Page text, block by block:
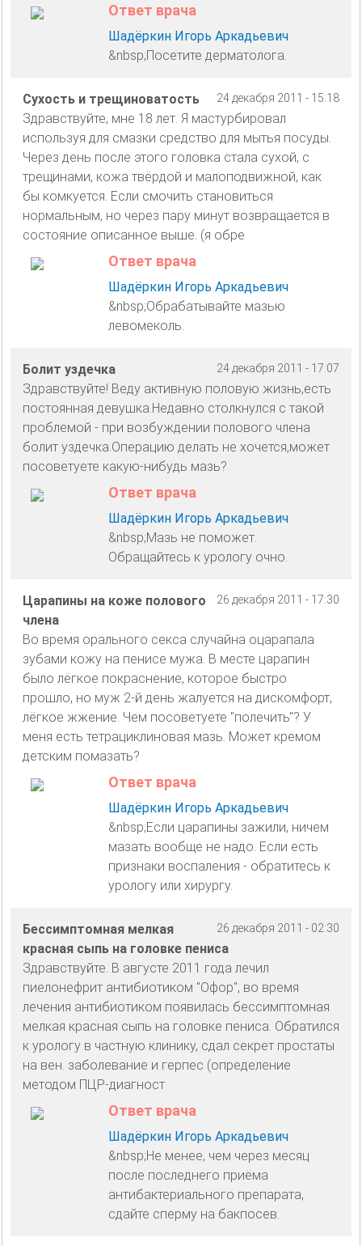
Ответ врача
Шадёркин Игорь Аркадьевич
&nbsp;Посетите дерматолога.
24 декабря 2011 - 15:18
Сухость и трещиноватость
Здравствуйте, мне 18 лет. Я мастурбировал
используя для смазки средство для мытья посуды.
Через день после этого головка стала сухой, с
трещинами, кожа твёрдой и малоподвижной, как
бы комкуется. Если смочить становиться
нормальным, но через пару минут возвращается в
состояние описанное выше. (я обре
Ответ врача
Шадёркин Игорь Аркадьевич
&nbsp;Обрабатывайте мазью
левомеколь.
24 декабря 2011 - 17:07
Болит уздечка
Здравствуйте! Веду активную половую жизнь,есть
постоянная девушка.Недавно столкнулся с такой
проблемой - при возбуждении полового члена
болит уздечка.Операцию делать не хочется,может
посоветуете какую-нибудь мазь?
Ответ врача
Шадёркин Игорь Аркадьевич
&nbsp;Мазь не поможет.
Обращайтесь к урологу очно.
26 декабря 2011 - 17:30
Царапины на коже полового
члена
Во время орального секса случайна оцарапала
зубами кожу на пенисе мужа. В месте царапин
было лёгкое покраснение, которое быстро
прошло, но муж 2-й день жалуется на дискомфорт,
лёгкое жжение. Чем посоветуете "полечить"? У
меня есть тетрациклиновая мазь. Может кремом
детским помазать?
Ответ врача
Шадёркин Игорь Аркадьевич
&nbsp;Если царапины зажили, ничем
мазать вообще не надо. Если есть
признаки воспаления - обратитесь к
урологу или хирургу.
26 декабря 2011 - 02:30
Бессимптомная мелкая
красная сыпь на головке пениса
Здравствуйте. В августе 2011 года лечил
пиелонефрит антибиотиком "Офор", во время
лечения антибиотиком появилась бессимптомная
мелкая красная сыпь на головке пениса. Обратился
к урологу в частную клинику, сдал секрет простаты
на вен. заболевание и герпес (определение
методом ПЦР-диагност
Ответ врача
Шадёркин Игорь Аркадьевич
&nbsp;Не менее, чем через месяц
после последнего приёма
антибактериального препарата,
сдайте сперму на бакпосев.